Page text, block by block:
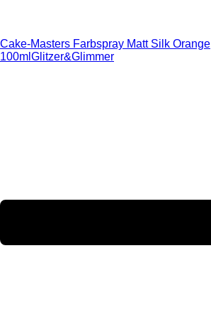
Cake-Masters Farbspray Matt Silk Orange
100ml Glitzer&Glimmer